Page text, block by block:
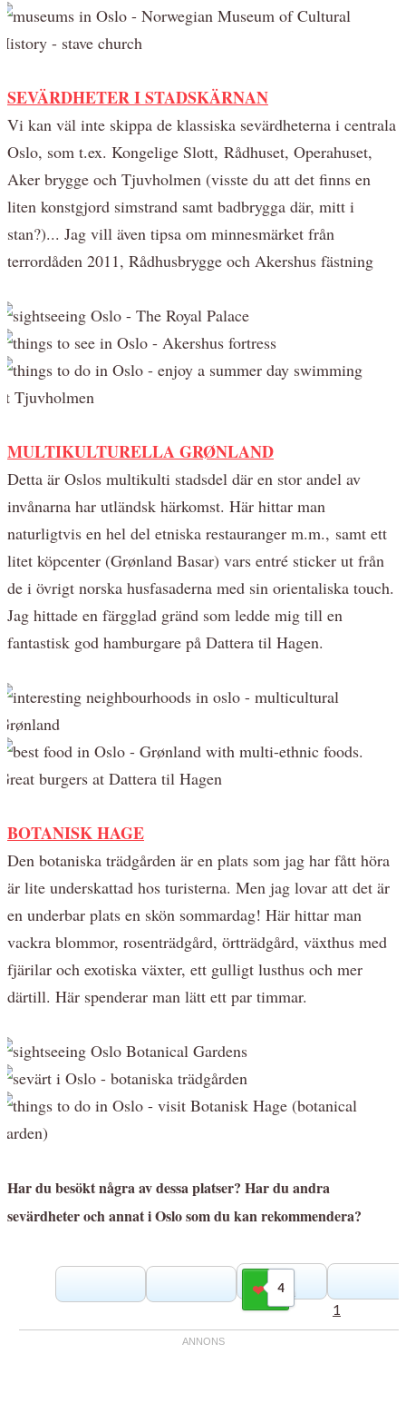
SEVÄRDHETER I STADSKÄRNAN
Vi kan väl inte skippa de klassiska sevärdheterna i centrala
Oslo, som t.ex. Kongelige Slott, Rådhuset, Operahuset,
Aker brygge och Tjuvholmen (visste du att det finns en
liten konstgjord simstrand samt badbrygga där, mitt i
stan?)... Jag vill även tipsa om minnesmärket från
terrordåden 2011, Rådhusbrygge och Akershus fästning
MULTIKULTURELLA GRØNLAND
Detta är Oslos multikulti stadsdel där en stor andel av
invånarna har utländsk härkomst. Här hittar man
naturligtvis en hel del etniska restauranger m.m., samt ett
litet köpcenter (Grønland Basar) vars entré sticker ut från
de i övrigt norska husfasaderna med sin orientaliska touch.
Jag hittade en färgglad gränd som ledde mig till en
fantastisk god hamburgare på Dattera til Hagen.
BOTANISK HAGE
Den botaniska trädgården är en plats som jag har fått höra
är lite underskattad hos turisterna. Men jag lovar att det är
en underbar plats en skön sommardag! Här hittar man
vackra blommor, rosenträdgård, örtträdgård, växthus med
fjärilar och exotiska växter, ett gulligt lusthus och mer
därtill. Här spenderar man lätt ett par timmar.
Har du besökt några av dessa platser? Har du andra
sevärdheter och annat i Oslo som du kan rekommendera?
4
Gilla
1